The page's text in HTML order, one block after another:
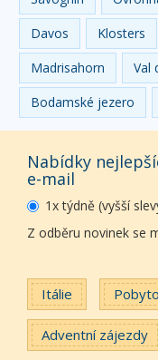
Davos
Klosters
Madrisahorn
Val
Bodamské jezero
Nabídky
e-mail
1x týdně (vyšší
Z odběru novinek se
Itálie
Adventní zájezdy